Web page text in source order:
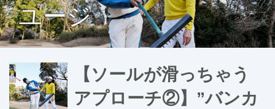
ユージ
【ソールが滑っちゃう
アプローチ②】”バンカ